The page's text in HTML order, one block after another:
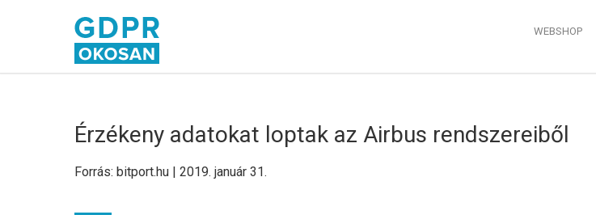
WEBSHOP
Érzékeny adatokat loptak az Airbus rendszereiből
Forrás: bitport.hu | 2019. január 31.